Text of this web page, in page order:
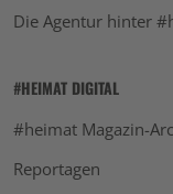
Die Agentur hinter
#HEIMAT DIGITAL
#heimat Magazin-
Reportagen